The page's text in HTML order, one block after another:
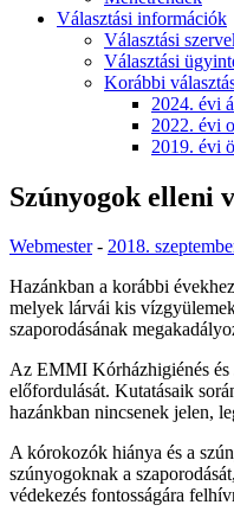
Választási információk
Választási
Választási
Korábbi
2024. évi
2022. évi
2019. évi
Szúnyogok elleni
Webmester- 2018.
Hazánkban a korábbi
melyek lárvái kis
szaporodásának
Az EMMI Kórházhigiénés és
előfordulását. Kutatásaik
hazánkban nincsenek jelen,
A kórokozók hiánya és a
szúnyogoknak a
védekezés fontosságára